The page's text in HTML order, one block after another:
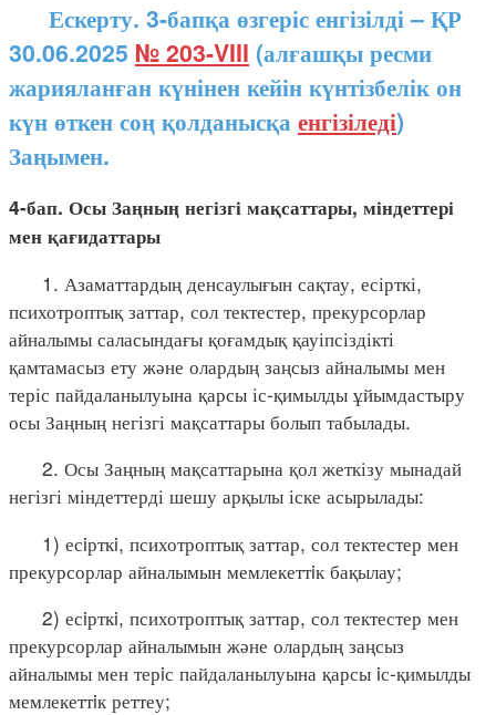
Ескерту. 3-бапқа өзгеріс енгізілді – ҚР
30.06.2025 № 203-VIII (алғашқы ресми
жарияланған күнінен кейін күнтізбелік он
күн өткен соң қолданысқа енгізіледі)
Заңымен.
4-бап. Осы Заңның негізгі мақсаттары, міндеттері
мен қағидаттары
1. Азаматтардың денсаулығын сақтау, есірткі,
психотроптық заттар, сол тектестер, прекурсорлар
айналымы саласындағы қоғамдық қауіпсіздікті
қамтамасыз ету және олардың заңсыз айналымы мен
теріс пайдаланылуына қарсы іс-қимылды ұйымдастыру
осы Заңның негізгі мақсаттары болып табылады.
2. Осы Заңның мақсаттарына қол жеткізу мынадай
негізгі міндеттерді шешу арқылы іске асырылады:
1) есiрткi, психотроптық заттар, сол тектестер мен
прекурсорлар айналымын мемлекеттiк бақылау;
2) есiрткi, психотроптық заттар, сол тектестер мен
прекурсорлар айналымын және олардың заңсыз
айналымы мен терiс пайдаланылуына қарсы iс-қимылды
мемлекеттiк реттеу;